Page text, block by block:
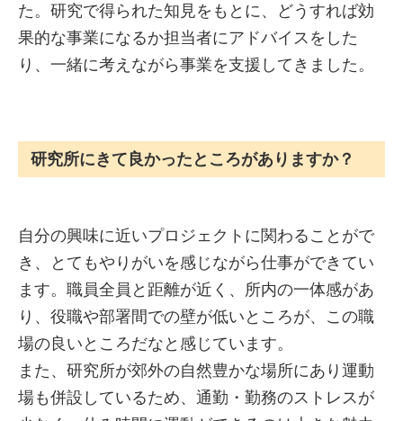
た。研究で得られた知見をもとに、どうすれば効
果的な事業になるか担当者にアドバイスをした
り、一緒に考えながら事業を支援してきました。
研究所にきて良かったところがありますか？
自分の興味に近いプロジェクトに関わることがで
き、とてもやりがいを感じながら仕事ができてい
ます。職員全員と距離が近く、所内の一体感があ
り、役職や部署間での壁が低いところが、この職
場の良いところだなと感じています。
また、研究所が郊外の自然豊かな場所にあり運動
場も併設しているため、通勤・勤務のストレスが